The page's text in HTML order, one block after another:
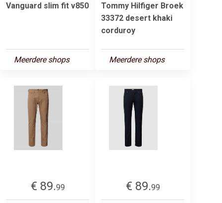
Vanguard slim fit v850
Meerdere shops
Tommy Hilfiger Broek
33372 desert khaki
corduroy
Meerdere shops
€ 89.99
€ 89.99